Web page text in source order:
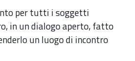
per tutti i soggetti
in un dialogo aperto, fatto
un luogo di incontro